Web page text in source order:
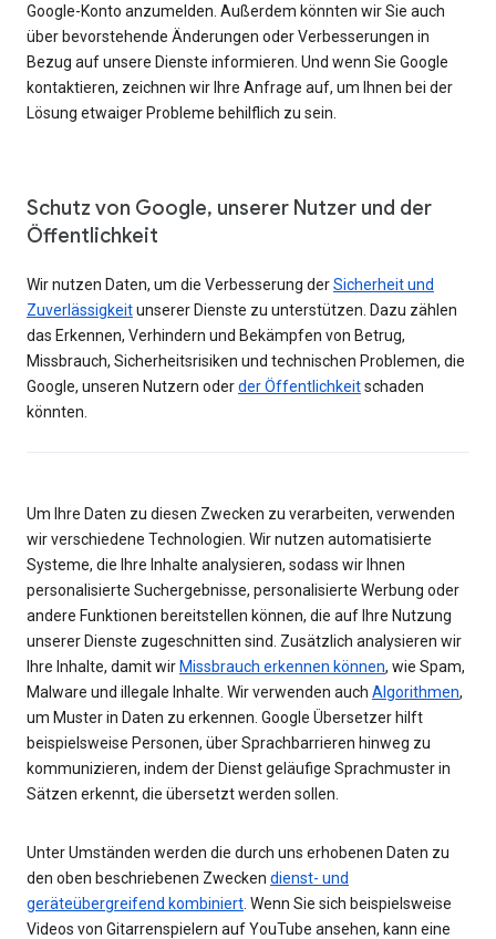
Google-Konto anzumelden. Außerdem könnten wir Sie auch
über bevorstehende Änderungen oder Verbesserungen in
Bezug auf unsere Dienste informieren. Und wenn Sie Google
kontaktieren, zeichnen wir Ihre Anfrage auf, um Ihnen bei der
Lösung etwaiger Probleme behilflich zu sein.
Schutz von Google, unserer Nutzer und der
Öffentlichkeit
Wir nutzen Daten, um die Verbesserung derSicherheit und
Zuverlässigkeitunserer Dienste zu unterstützen. Dazu zählen
das Erkennen, Verhindern und Bekämpfen von Betrug,
Missbrauch, Sicherheitsrisiken und technischen Problemen, die
Google, unseren Nutzern oderder Öffentlichkeitschaden
könnten.
Um Ihre Daten zu diesen Zwecken zu verarbeiten, verwenden
wir verschiedene Technologien. Wir nutzen automatisierte
Systeme, die Ihre Inhalte analysieren, sodass wir Ihnen
personalisierte Suchergebnisse, personalisierte Werbung oder
andere Funktionen bereitstellen können, die auf Ihre Nutzung
unserer Dienste zugeschnitten sind. Zusätzlich analysieren wir
Ihre Inhalte, damit wir Missbrauch erkennen können, wie Spam,
Malware und illegale Inhalte. Wir verwenden auch Algorithmen,
um Muster in Daten zu erkennen. Google Übersetzer hilft
beispielsweise Personen, über Sprachbarrieren hinweg zu
kommunizieren, indem der Dienst geläufige Sprachmuster in
Sätzen erkennt, die übersetzt werden sollen.
Unter Umständen werden die durch uns erhobenen Daten zu
den oben beschriebenen Zwecken dienst- und
geräteübergreifend kombiniert . Wenn Sie sich beispielsweise
Videos von Gitarrenspielern auf YouTube ansehen, kann eine